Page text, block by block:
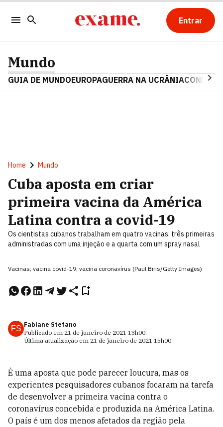
Entrar
Mundo
GUIA DE MUNDOEUROPAGUERRA NA UCRÂNIA
Home Mundo
Cuba aposta em criar
primeira vacina da América
Latina contra a covid-19
Os cientistas cubanos trabalham em quatro vacinas: três primeiras
administradas com uma injeção e a quarta com um spray nasal
Vacinas; vacina covid-19; vacina coronavírus (Paul Biris/Getty Images)
FS Fabiane Stefano
Publicado em 21 de janeiro de 2021 13h00.
Última atualização em 21 de janeiro de 2021 15h00.
É uma aposta que pode parecer loucura, mas os
experientes pesquisadores cubanos focaram na tarefa
de desenvolver a primeira vacina contra o
coronavírus concebida e produzida na América Latina.
O país é um dos menos afetados da região pela